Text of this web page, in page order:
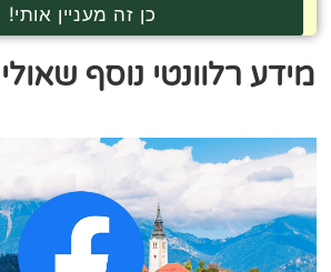
כן זה מעניין אותי!
מידע רלוונטי נוסף שאולי